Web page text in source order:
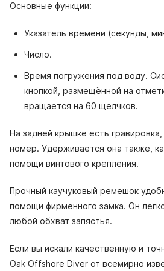
Основные функции:
Указатель времени (секунды,
Число.
Время погружения под воду.
кнопкой, размещённой на
вращается на 60 щелчков.
На задней крышке есть
номер. Удерживается она также,
помощи винтового крепления.
Прочный каучуковый ремешок
помощи фирменного замка. Он
любой обхват запястья.
Если вы искали качественную и
Oak Offshore Diver от всемирно